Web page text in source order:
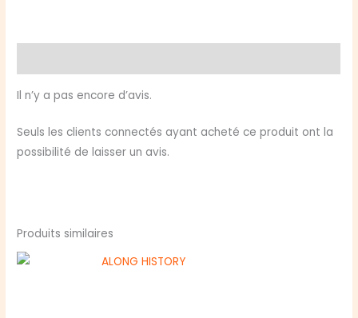
&
Cimmeria
VF
Il n’y a pas encore d’avis.
Seuls les clients connectés ayant acheté ce produit ont la
possibilité de laisser un avis.
Produits similaires